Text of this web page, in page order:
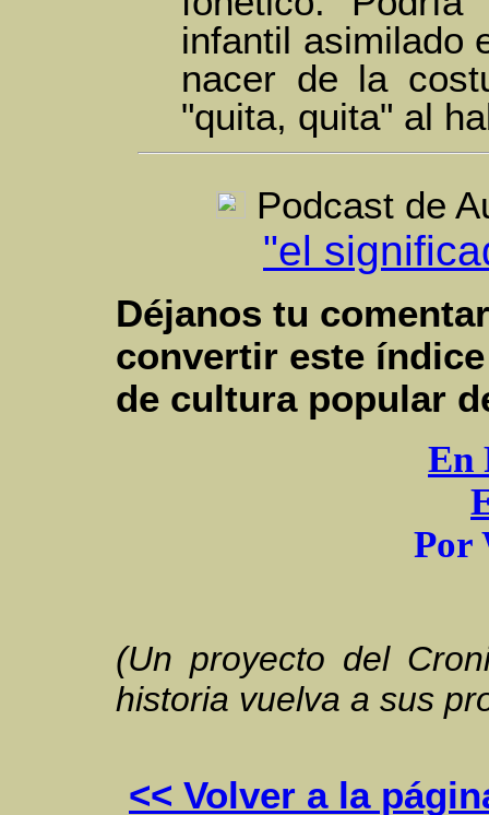
infantil asimilado
nacer de la
"quita, quita" al
Podcast de
"el
Déjanos tu
convertir este
de cultura popular
En
Por
(Un proyecto del
historia vuelva a sus
<< Volver a la